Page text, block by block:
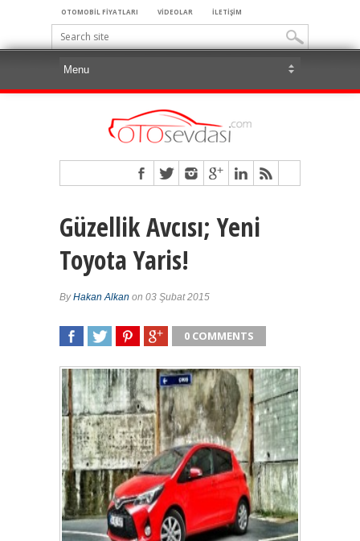
OTOMOBİL FİYATLARI VİDEOLAR İLETİŞİM
Güzellik Avcısı; Yeni
Toyota Yaris!
ByHakan Alkan on 03 Şubat 2015
0 COMMENTS